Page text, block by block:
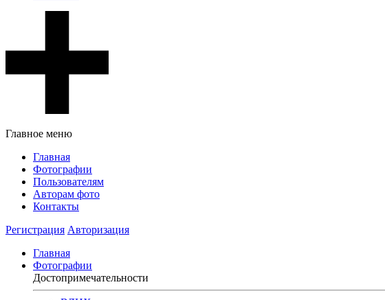
Главное меню
Главная
Фотографии
Пользователям
Авторам фото
Контакты
Регистрация Авторизация
Главная
Фотографии
Достопримечательности